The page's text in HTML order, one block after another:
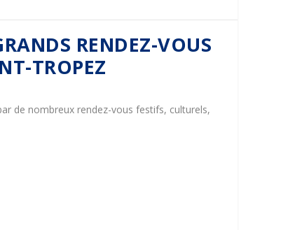
RENDEZ-VOUS
TROPEZ
de nombreux rendez-vous festifs, culturels,